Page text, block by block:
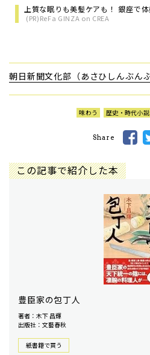
上質な眠りも美髪ケアも！ 銀座で
(PR)ReFa GINZA on CREA
朝日新聞文化部（あさひしんぶんぶ
味わう 歴史・時代小説
Share
この記事で紹介した本
豊臣家の包丁人
著者：木下 昌輝
出版社：文藝春秋
紙書籍で買う